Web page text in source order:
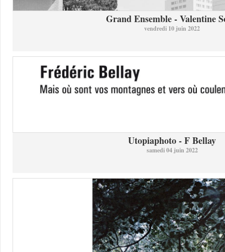
Grand Ensemble - Valentine
vendredi 10 juin 2022
Utopiaphoto - F Bellay
samedi 04 juin 2022